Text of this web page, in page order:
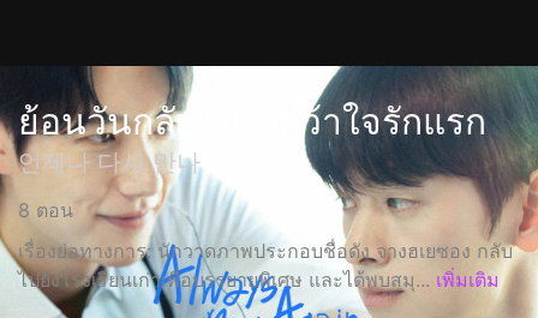
ย้อนวันกลับไป... คว้าใจรักแรก
언제나 다시 만나
8 ตอน
เรื่องย่อทางการ: นักวาดภาพประกอบชื่อดัง จางฮเยซอง กลับ
ไปยังโรงเรียนเก่าเพื่อบรรยายพิเศษ และได้พบสมุ... เพิ่มเติม